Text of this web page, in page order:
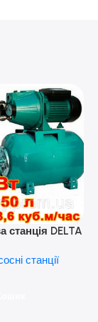
станція DELTA
станції